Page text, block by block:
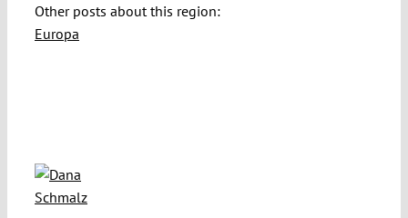
Other posts about this region:
Europa